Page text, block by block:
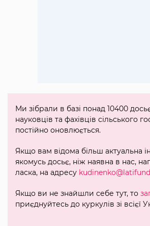
Ми зібрали в базі понад 10400
науковців та фахівців сільського
постійно оновлюється.
Якщо вам відома більш актуальна
якомусь досьє, ніж наявна в нас,
ласка, на адресу
Якщо ви не знайшли себе тут, то
приєднуйтесь до куркулів зі всієї